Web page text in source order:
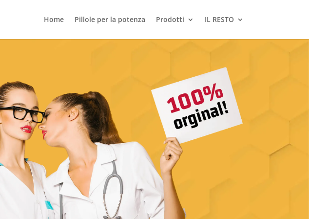
Home Pillole per la potenza Prodotti IL RESTO